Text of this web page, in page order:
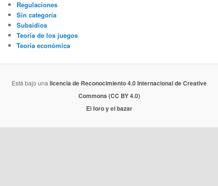
Regulaciones
Sin categoría
Subsidios
Teoría de los juegos
Teoría económica
Está bajo una licencia de Reconocimiento 4.0 Internacional de Creative
Commons (CC BY 4.0)
El foro y el bazar